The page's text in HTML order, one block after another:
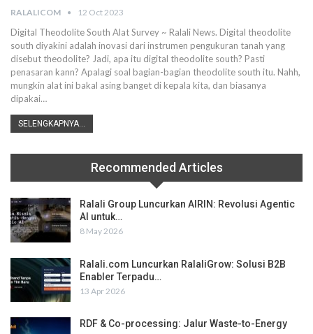
RALALICOM 12 Oct 2023
Digital Theodolite South Alat Survey ~ Ralali News. Digital theodolite
south diyakini adalah inovasi dari instrumen pengukuran tanah yang
disebut theodolite? Jadi, apa itu digital theodolite south? Pasti
penasaran kann? Apalagi soal bagian-bagian theodolite south itu. Nahh,
mungkin alat ini bakal asing banget di kepala kita, dan biasanya
dipakai…
SELENGKAPNYA...
Recommended Articles
Ralali Group Luncurkan AIRIN: Revolusi Agentic
AI untuk…
8 May 2026
Ralali.com Luncurkan RalaliGrow: Solusi B2B
Enabler Terpadu…
13 Apr 2026
RDF & Co-processing: Jalur Waste-to-Energy